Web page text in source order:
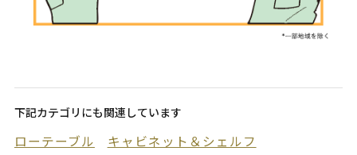
下記カテゴリにも関連しています
ローテーブル
キャビネット＆シェルフ